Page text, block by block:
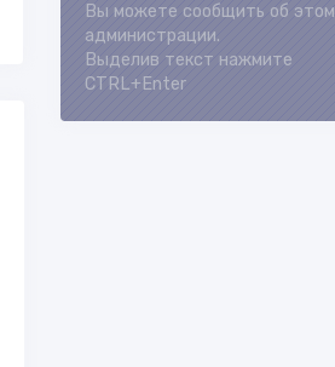
Вы можете сообщить об этом
администрации.
Выделив текст нажмите
CTRL+Enter